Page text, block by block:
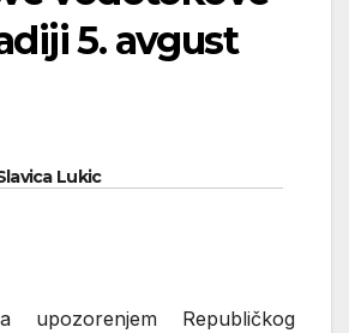
5. avgust
Lukic
Republičkog